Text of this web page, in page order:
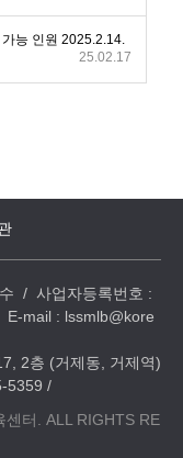
능 인원 2025.2.14.
25.02.17
/ 사업자등록번호 :
mail : lssmlb@kore
2층 (거제동, 거제역)
5359 /
터. ALL RIGHTS RE